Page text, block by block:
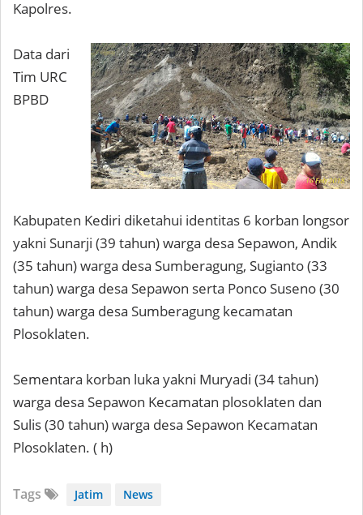
Kapolres.
Data dari
Tim URC
BPBD
Kabupaten Kediri diketahui identitas 6 korban longsor
yakni Sunarji (39 tahun) warga desa Sepawon, Andik
(35 tahun) warga desa Sumberagung, Sugianto (33
tahun) warga desa Sepawon serta Ponco Suseno (30
tahun) warga desa Sumberagung kecamatan
Plosoklaten.
Sementara korban luka yakni Muryadi (34 tahun)
warga desa Sepawon Kecamatan plosoklaten dan
Sulis (30 tahun) warga desa Sepawon Kecamatan
Plosoklaten. ( h)
Tags Jatim News